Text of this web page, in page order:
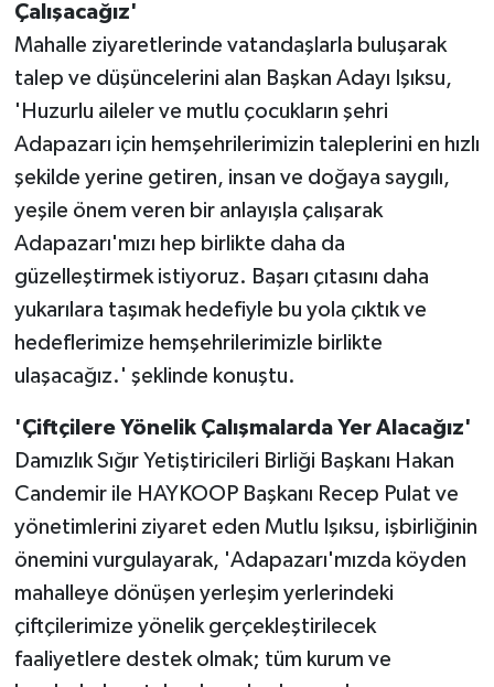
Çalışacağız'
Mahalle ziyaretlerinde vatandaşlarla buluşarak
talep ve düşüncelerini alan Başkan Adayı Işıksu,
'Huzurlu aileler ve mutlu çocukların şehri
Adapazarı için hemşehrilerimizin taleplerini en hızlı
şekilde yerine getiren, insan ve doğaya saygılı,
yeşile önem veren bir anlayışla çalışarak
Adapazarı'mızı hep birlikte daha da
güzelleştirmek istiyoruz. Başarı çıtasını daha
yukarılara taşımak hedefiyle bu yola çıktık ve
hedeflerimize hemşehrilerimizle birlikte
ulaşacağız.' şeklinde konuştu.
'Çiftçilere Yönelik Çalışmalarda Yer Alacağız'
Damızlık Sığır Yetiştiricileri Birliği Başkanı Hakan
Candemir ile HAYKOOP Başkanı Recep Pulat ve
yönetimlerini ziyaret eden Mutlu Işıksu, işbirliğinin
önemini vurgulayarak, 'Adapazarı'mızda köyden
mahalleye dönüşen yerleşim yerlerindeki
çiftçilerimize yönelik gerçekleştirilecek
faaliyetlere destek olmak; tüm kurum ve